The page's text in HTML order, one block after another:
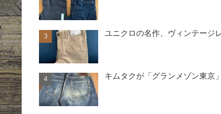
ユニクロの名作、ヴィンテージ
キムタクが「グランメゾン東京